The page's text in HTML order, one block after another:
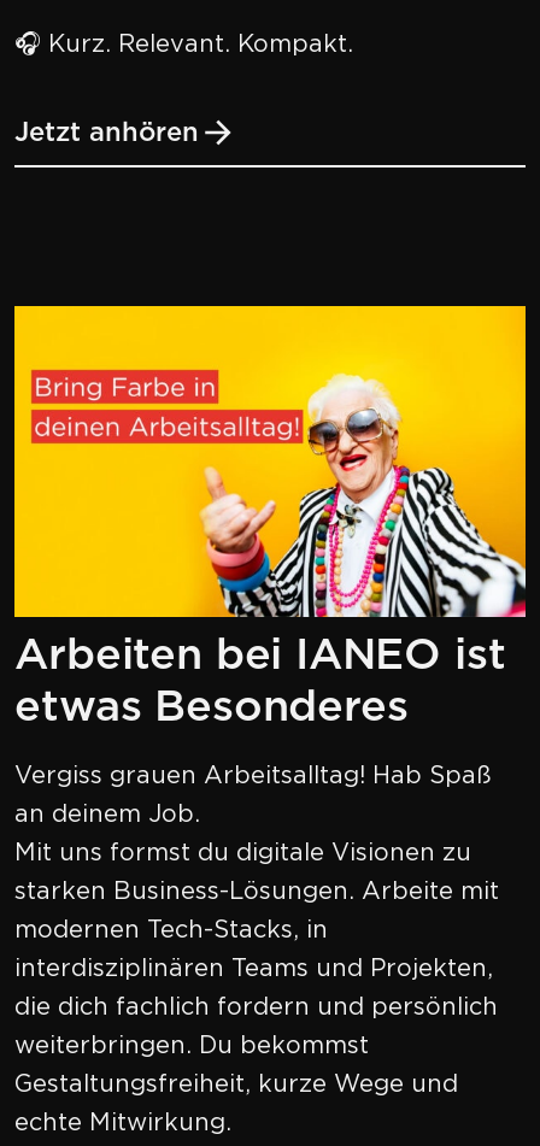
🎧 Kurz. Relevant. Kompakt.
Jetzt anhören
Arbeiten bei IANEO ist
etwas Besonderes
Vergiss grauen Arbeitsalltag! Hab Spaß
an deinem Job.
Mit uns formst du digitale Visionen zu
starken Business-Lösungen. Arbeite mit
modernen Tech-Stacks, in
interdisziplinären Teams und Projekten,
die dich fachlich fordern und persönlich
weiterbringen. Du bekommst
Gestaltungsfreiheit, kurze Wege und
echte Mitwirkung.